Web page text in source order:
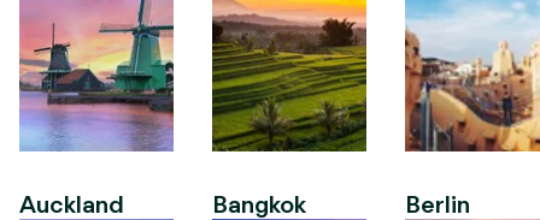
Auckland Bangkok Berlin